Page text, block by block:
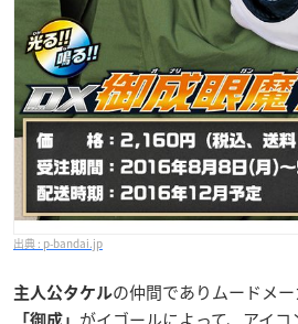
p-bandai.jp
主人公タケルの仲間でありムードメ
「御成」